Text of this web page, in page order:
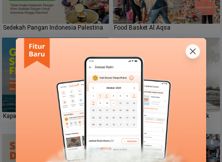
Sedekah Pangan Indonesia Palestina Food Basket Al Aqsa
Kapal Kemanusiaan Palestina
Patungan Hunian Sementara Untuk
Palestina